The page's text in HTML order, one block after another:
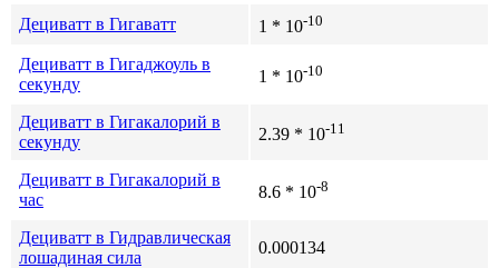
Дециватт в Гигаватт 1 * 10-10
Дециватт в Гигаджоуль в
секунду
1 * 10-10
Дециватт в Гигакалорий в
секунду
2.39 * 10-11
Дециватт в Гигакалорий в
час
8.6 * 10-8
Дециватт в Гидравлическая
лошадиная сила
0.000134